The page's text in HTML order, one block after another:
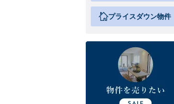
プライスダウン物件